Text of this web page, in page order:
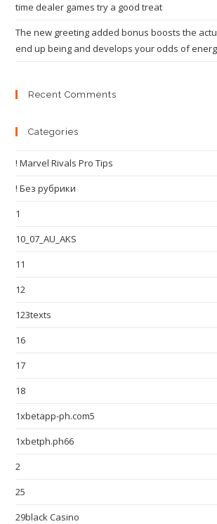
time dealer games try a good treat
The new greeting added bonus boosts the
end up being and develops your odds of
Recent Comments
Categories
! Marvel Rivals Pro Tips
! Без рубрики
1
10_07_AU_AKS
11
12
123texts
16
17
18
1xbetapp-ph.com5
1xbetph.ph66
2
25
29black Casino